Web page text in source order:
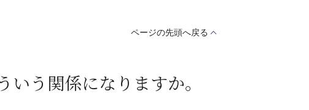
ページの先頭へ戻る
う関係になりますか。